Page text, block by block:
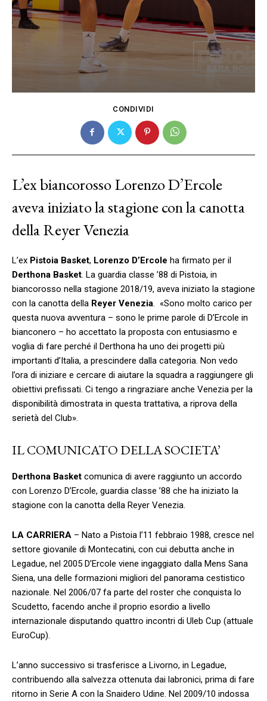
CONDIVIDI
L’ex biancorosso Lorenzo D’Ercole
aveva iniziato la stagione con la canotta
della Reyer Venezia
L’ex Pistoia Basket, Lorenzo D’Ercole ha firmato per il
Derthona Basket . La guardia classe ’88 di Pistoia, in
biancorosso nella stagione 2018/19, aveva iniziato la stagione
con la canotta della Reyer Venezia . «Sono molto carico per
questa nuova avventura – sono le prime parole di D’Ercole in
bianconero – ho accettato la proposta con entusiasmo e
voglia di fare perché il Derthona ha uno dei progetti più
importanti d’Italia, a prescindere dalla categoria. Non vedo
l’ora di iniziare e cercare di aiutare la squadra a raggiungere gli
obiettivi prefissati. Ci tengo a ringraziare anche Venezia per la
disponibilità dimostrata in questa trattativa, a riprova della
serietà del Club».
IL COMUNICATO DELLA SOCIETA’
Derthona Basket comunica di avere raggiunto un accordo
con Lorenzo D’Ercole, guardia classe ’88 che ha iniziato la
stagione con la canotta della Reyer Venezia.
LA CARRIERA – Nato a Pistoia l’11 febbraio 1988, cresce nel
settore giovanile di Montecatini, con cui debutta anche in
Legadue, nel 2005 D’Ercole viene ingaggiato dalla Mens Sana
Siena, una delle formazioni migliori del panorama cestistico
nazionale. Nel 2006/07 fa parte del roster che conquista lo
Scudetto, facendo anche il proprio esordio a livello
internazionale disputando quattro incontri di Uleb Cup (attuale
EuroCup).
L’anno successivo si trasferisce a Livorno, in Legadue,
contribuendo alla salvezza ottenuta dai labronici, prima di fare
ritorno in Serie A con la Snaidero Udine. Nel 2009/10 indossa